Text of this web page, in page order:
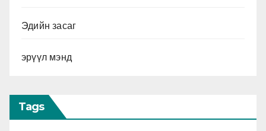
Эдийн засаг
эрүүл мэнд
Tags